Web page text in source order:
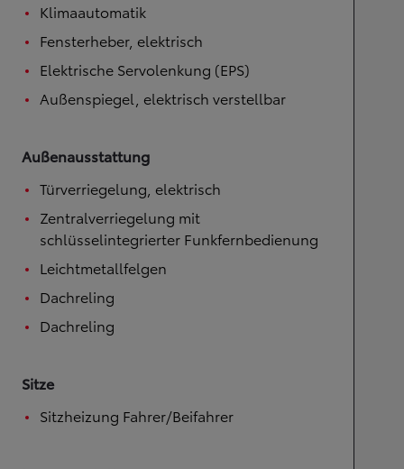
Klimaautomatik
Fensterheber, elektrisch
Elektrische Servolenkung (EPS)
Außenspiegel, elektrisch verstellbar
Außenausstattung
Türverriegelung, elektrisch
Zentralverriegelung mit
schlüsselintegrierter Funkfernbedienung
Leichtmetallfelgen
Dachreling
Dachreling
Sitze
Sitzheizung Fahrer/Beifahrer